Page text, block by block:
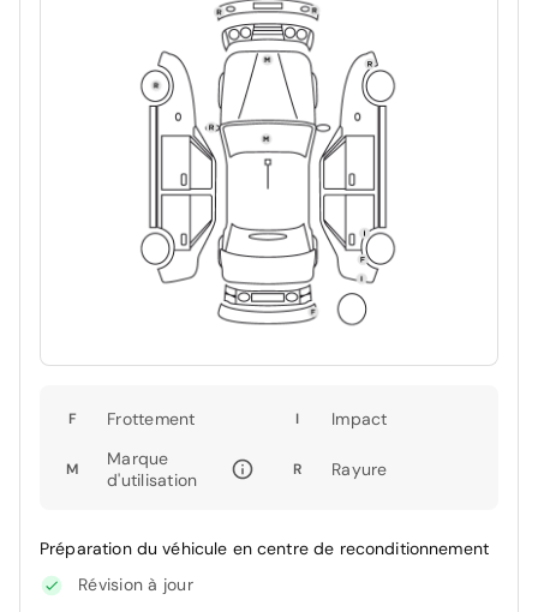
F Frottement I Impact
M
Marque
d'utilisation
R Rayure
Préparation du véhicule en centre de reconditionnement
Révision à jour